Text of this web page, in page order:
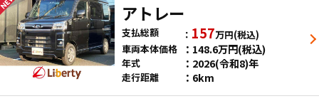
アトレー
支払総額 157万円(税込)
車両本体価格
148.6万円(税込)
年式 2026(令和8)年
走行距離 6km